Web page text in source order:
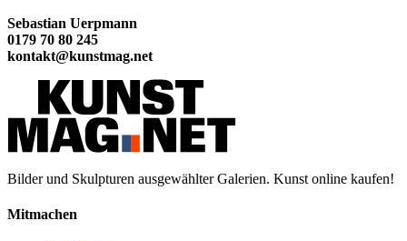
Sebastian Uerpmann
0179 70 80 245
kontakt@kunstmag.net
Bilder und Skulpturen ausgewählter Galerien. Kunst online kaufen!
Mitmachen